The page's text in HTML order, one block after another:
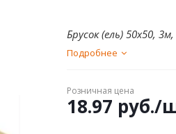
Брусок (ель) 50х50,
Подробнее
Розничная цена
18.97 руб./